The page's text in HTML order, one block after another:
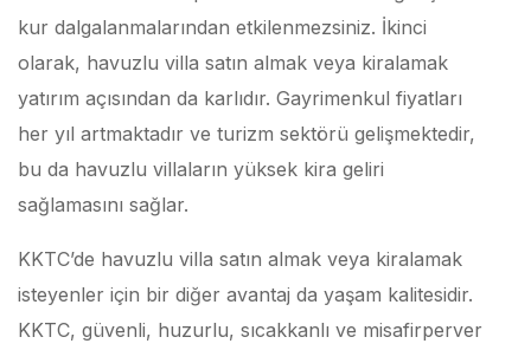
kur dalgalanmalarından etkilenmezsiniz. İkinci
olarak, havuzlu villa satın almak veya kiralamak
yatırım açısından da karlıdır. Gayrimenkul fiyatları
her yıl artmaktadır ve turizm sektörü gelişmektedir,
bu da havuzlu villaların yüksek kira geliri
sağlamasını sağlar.
KKTC’de havuzlu villa satın almak veya kiralamak
isteyenler için bir diğer avantaj da yaşam kalitesidir.
KKTC, güvenli, huzurlu, sıcakkanlı ve misafirperver